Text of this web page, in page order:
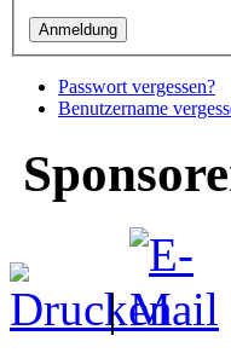
Passwort vergessen?
Benutzername
|